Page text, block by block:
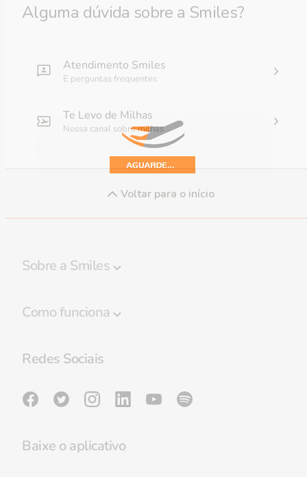
Alguma dúvida sobre a Smiles?
Atendimento Smiles
E perguntas frequentes
Te Levo de Milhas
Nossa canal sobre milhas
Voltar para o início
Sobre a Smiles
Política de privacidade
Sala de imprensa
Milhas do Bem
Como funciona
Lounge GOL Smiles
Reativar milhas
Redes Sociais
Baixe o aplicativo